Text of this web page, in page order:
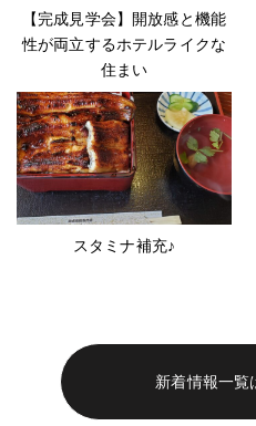
【完成見学会】開放感と機能
性が両立するホテルライクな
住まい
スタミナ補充♪
新着情報一覧